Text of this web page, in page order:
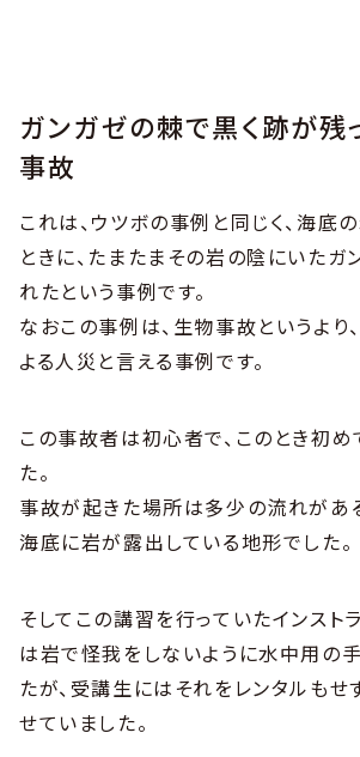
ガンガゼの棘で黒く跡が残
事故
これは、ウツボの事例と同じく、海底
ときに、たまたまその岩の陰にいたガ
れたという事例です。
なおこの事例は、生物事故というより
よる人災と言える事例です。
この事故者は初心者で、このとき初
た。
事故が起きた場所は多少の流れがあ
海底に岩が露出している地形でした。
そしてこの講習を行っていたインスト
は岩で怪我をしないように水中用の
たが、受講生にはそれをレンタルもせ
せていました。